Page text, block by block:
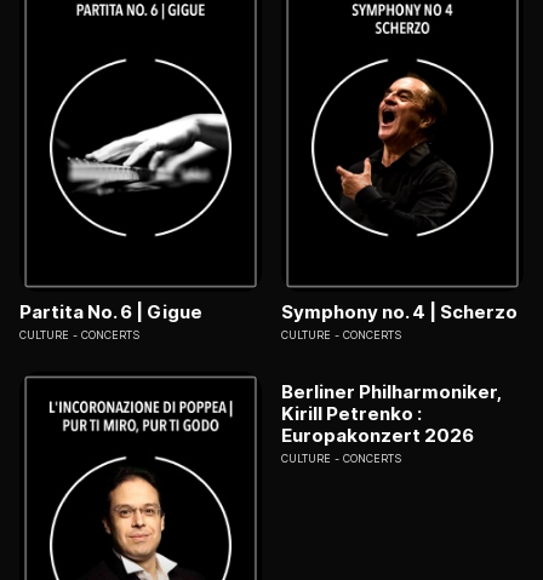
Partita No. 6 | Gigue
CULTURE CONCERTS
Symphony no. 4 | Scherzo
CULTURE CONCERTS
Berliner Philharmoniker,
Kirill Petrenko :
Europakonzert 2026
CULTURE CONCERTS